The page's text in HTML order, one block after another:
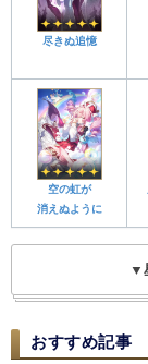
尽きぬ追憶
空の虹が
消えぬように
▼
おすすめ記事